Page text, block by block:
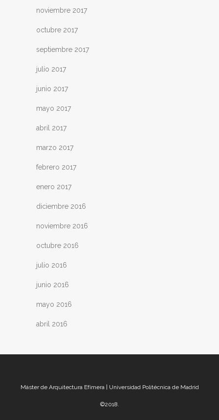
noviembre 2017
octubre 2017
septiembre 2017
julio 2017
junio 2017
mayo 2017
abril 2017
marzo 2017
febrero 2017
enero 2017
diciembre 2016
noviembre 2016
octubre 2016
julio 2016
junio 2016
mayo 2016
abril 2016
Máster de Arquitectura Efímera | Universidad Politécnica de Madrid
©2018.